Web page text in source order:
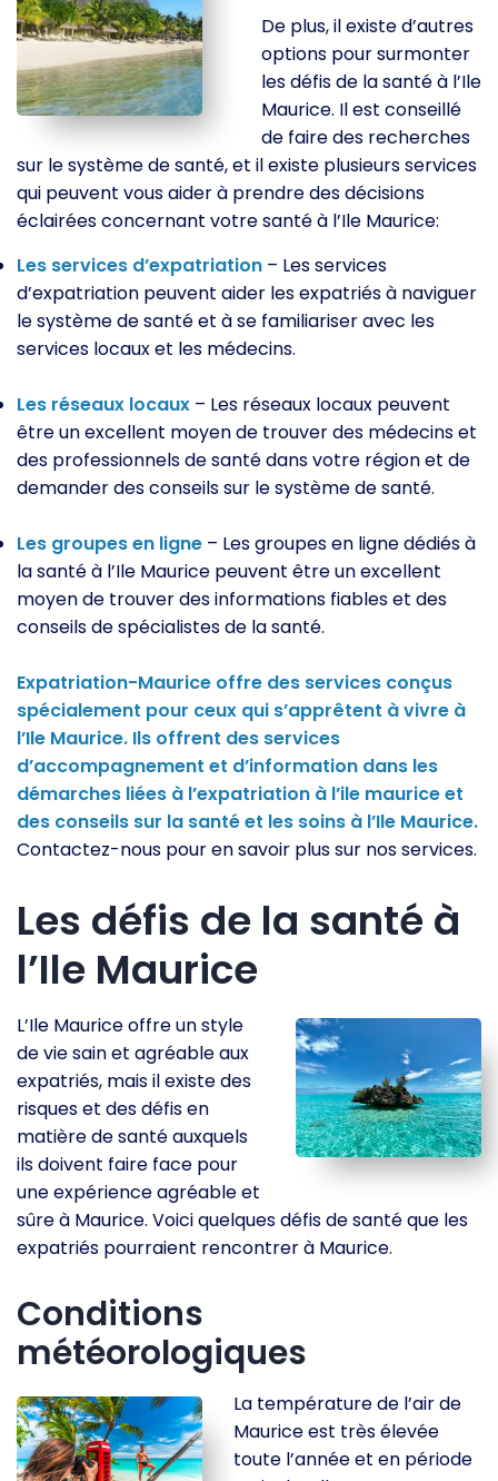
De plus, il existe d’autres
options pour surmonter
les défis de la santé à l’Ile
Maurice. Il est conseillé
de faire des recherches
sur le système de santé, et il existe plusieurs services
qui peuvent vous aider à prendre des décisions
éclairées concernant votre santé à l’Ile Maurice:
Les services d’expatriation – Les services
d’expatriation peuvent aider les expatriés à naviguer
le système de santé et à se familiariser avec les
services locaux et les médecins.
Les réseaux locaux – Les réseaux locaux peuvent
être un excellent moyen de trouver des médecins et
des professionnels de santé dans votre région et de
demander des conseils sur le système de santé.
Les groupes en ligne – Les groupes en ligne dédiés à
la santé à l’Ile Maurice peuvent être un excellent
moyen de trouver des informations fiables et des
conseils de spécialistes de la santé.
Expatriation-Maurice offre des services conçus
spécialement pour ceux qui s’apprêtent à vivre à
l’Ile Maurice. Ils offrent des services
d’accompagnement et d’information dans les
démarches liées à l’expatriation à l’ile maurice et
des conseils sur la santé et les soins à l’Ile Maurice.
Contactez-nous pour en savoir plus sur nos services.
Les défis de la santé à
l’Ile Maurice
L’Ile Maurice offre un style
de vie sain et agréable aux
expatriés, mais il existe des
risques et des défis en
matière de santé auxquels
ils doivent faire face pour
une expérience agréable et
sûre à Maurice. Voici quelques défis de santé que les
expatriés pourraient rencontrer à Maurice.
Conditions
météorologiques
La température de l’air de
Maurice est très élevée
toute l’année et en période